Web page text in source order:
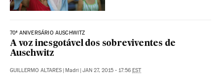
70º ANIVERSÁRIO AUSCHWITZ
A voz inesgotável dos sobreviventes de
Auschwitz
GUILLERMO ALTARES | Madri | JAN 27, 2015 - 17:56 EST